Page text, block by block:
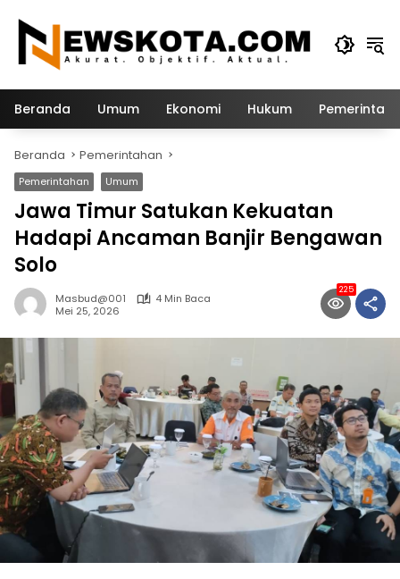
konten
Beranda Umum Ekonomi Hukum
Beranda Pemerintahan
Pemerintahan Umum
Jawa Timur Satukan Kekuatan
Hadapi Ancaman Banjir Bengawan
Solo
Masbud@001
4 Min Baca
Mei 25, 2026
225